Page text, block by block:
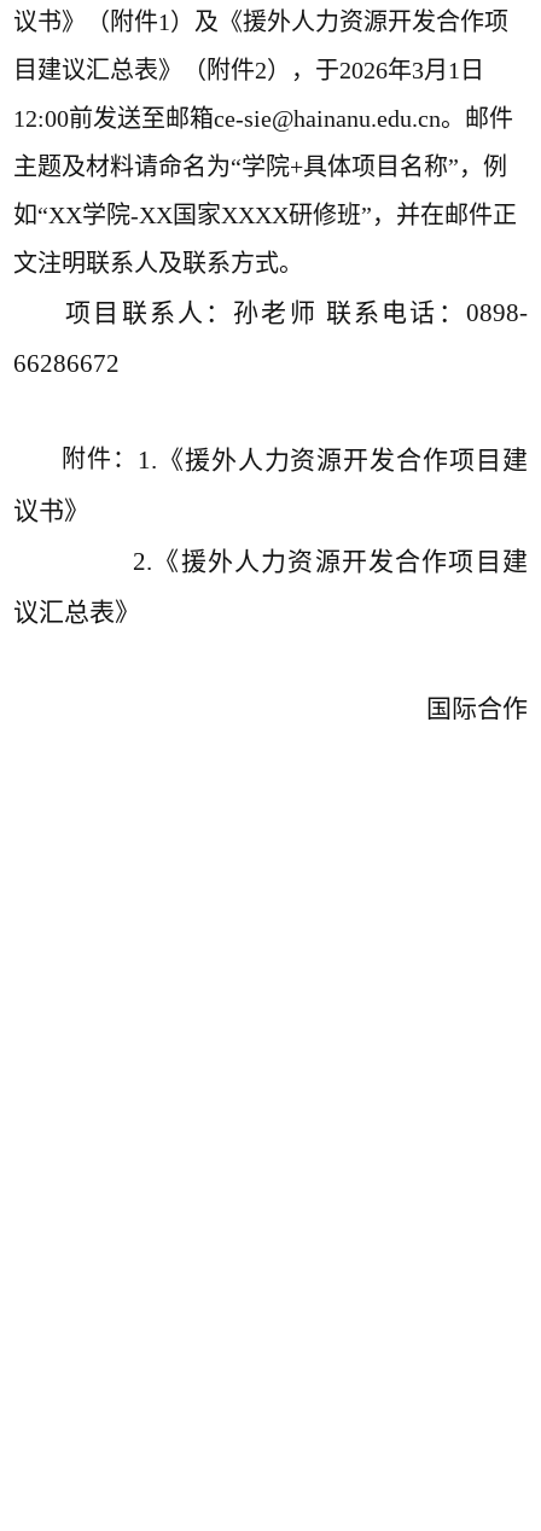
议书》（附件1 ）及《援外人力资源开发合作项
目建议汇总表》（附件2），于2026年3月 1 日
12:00前发送至邮箱ce-sie@hainanu.edu.cn。邮件
主题及材料请命名为“学院+具体项目名称”，例
如“XX学院-XX国家XXXX研修班”，并在邮件正
文注明联系人及联系方式。
项目联系人： 孙老师 联系电话：0898-
66286672
附件： 1. 《援外人力资源开发合作项目建
议书》
2. 《援外人力资源开发合作项目建
议汇总表》
国际合作